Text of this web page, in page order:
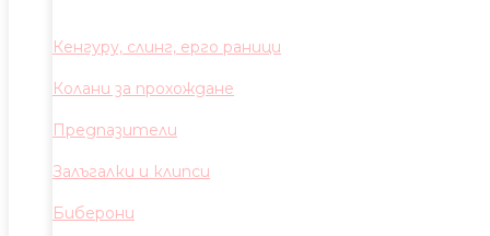
Кенгуру, слинг, ерго раници
Колани за прохождане
Предпазители
Залъгалки и клипси
Биберони